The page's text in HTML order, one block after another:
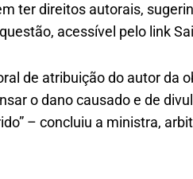
ter direitos autorais,
acessível pelo link
de atribuição do autor da
o dano causado e de
– concluiu a ministra,